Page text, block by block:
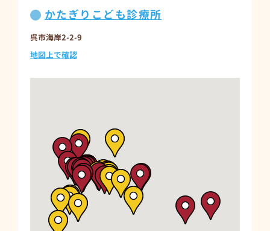
かたぎりこども診療所
呉市海岸2-2-9
地図上で確認
呉市阿賀中央6丁目2－11 あがプラザ１階
地図上で確認
ふるさとクリニック
呉市中央4丁目3－1